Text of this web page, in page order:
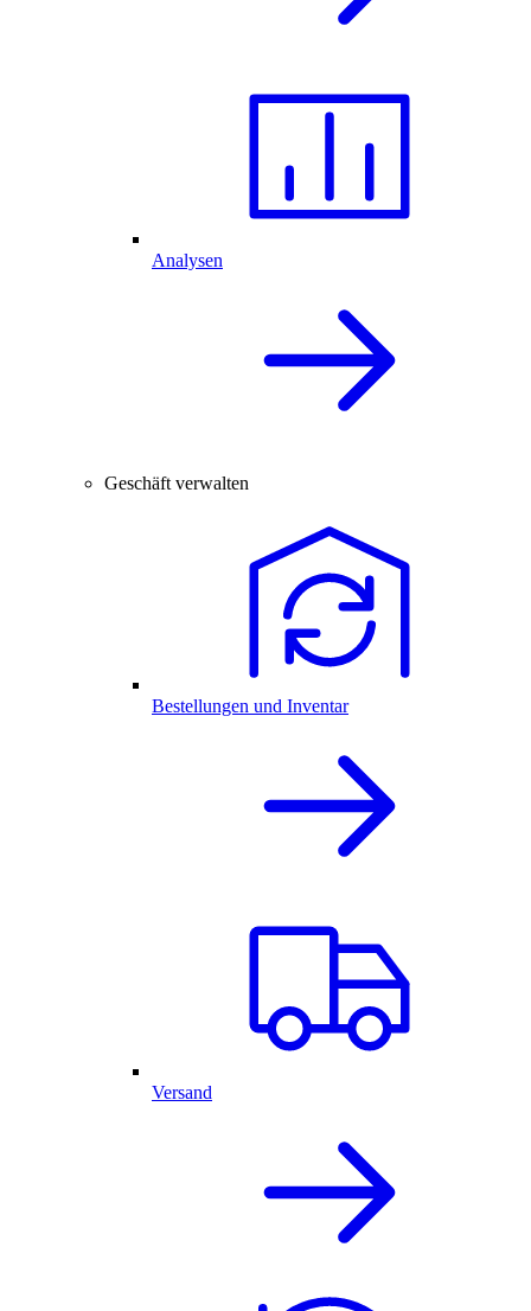
Analysen
Geschäft verwalten
Bestellungen und Inventar
Versand